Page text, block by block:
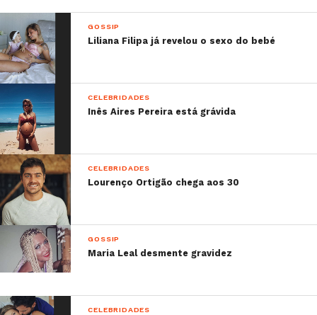
Miguel Cristovinho revela o sexo do bebé?
– Cristiano Ronaldo fala da pressão da família
quando não marca golos
–Daniela Ruah e a filha vestem-se de igual
–Mia Rose tem problema de saúde durante a
gravidez
GOSSIP
Liliana Filipa já revelou o sexo do bebé
CELEBRIDADES
Inês Aires Pereira está grávida
CELEBRIDADES
Lourenço Ortigão chega aos 30
GOSSIP
Maria Leal desmente gravidez
CELEBRIDADES